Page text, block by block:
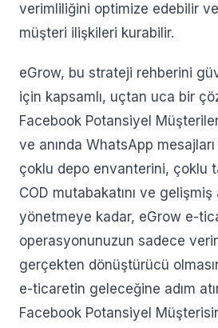
verimliliğini optimize edebilir
müşteri ilişkileri kurabilir.
eGrow, bu strateji rehberini
için kapsamlı, uçtan uca bir
Facebook Potansiyel
ve anında WhatsApp
çoklu depo envanterini, çoklu
COD mutabakatını ve
yönetmeye kadar, eGrow e-
operasyonunuzun sadece
gerçekten dönüştürücü
e-ticaretin geleceğine adım
Facebook Potansiyel